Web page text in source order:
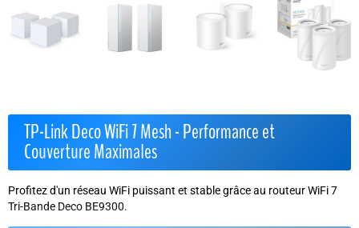
TP-Link Deco WiFi 7 Mesh - Performance et
Couverture Maximales
Profitez d'un réseau WiFi puissant et stable grâce au routeur WiFi 7
Tri-Bande Deco BE9300.